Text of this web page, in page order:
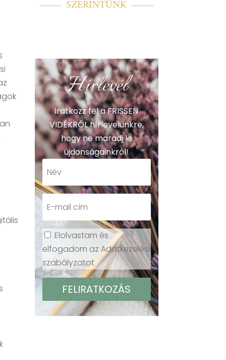
SZERINTÜNK
Hírlevél
Iratkozz fel a FRISSEN
VIDÉKRŐL hírlevelünkre,
hogy ne maradj le
újdonságainkról!
Elolvastam és
elfogadom az Adatkezelési
szabályzatot